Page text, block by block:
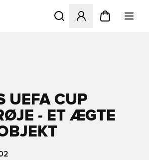
Åbner en Modal til at
UEFA CUP
- ET ÆGTE